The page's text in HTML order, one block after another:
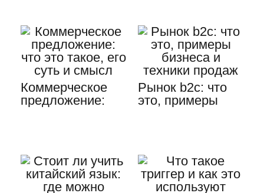
заочников
Коммерческое
предложение:
Рынок b2c: что
это, примеры